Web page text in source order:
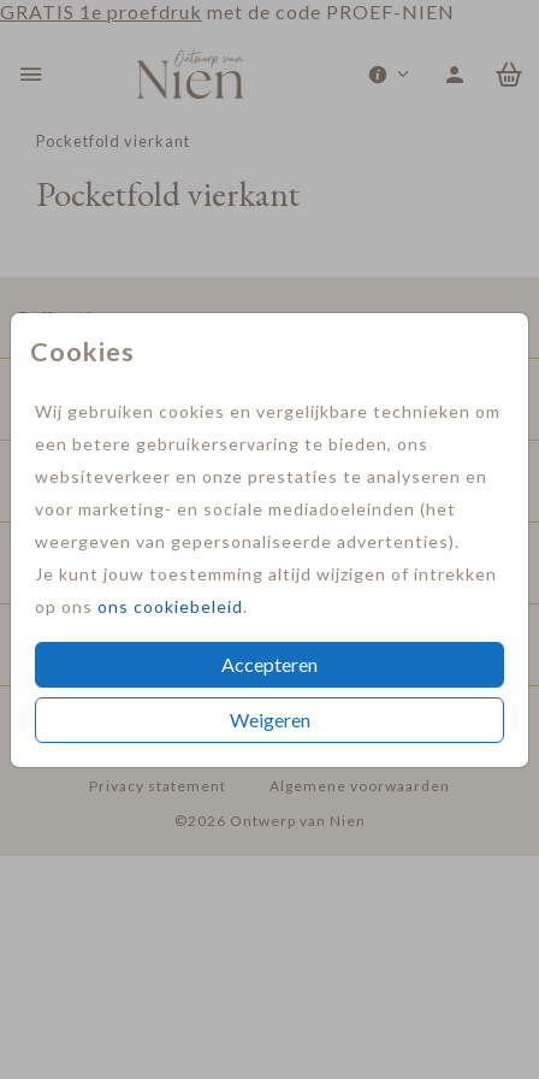
GRATIS 1e proefdruk met de code PROEF-NIEN
Cookies
Wij gebruiken cookies en vergelijkbare technieken om
een betere gebruikerservaring te bieden, ons
websiteverkeer en onze prestaties te analyseren en
voor marketing- en sociale mediadoeleinden (het
weergeven van gepersonaliseerde advertenties).
Je kunt jouw toestemming altijd wijzigen of intrekken
op ons ons cookiebeleid.
Accepteren
Weigeren
Pocketfold vierkant
Pocketfold vierkant
Collecties
Informatie
Service
Hulp nodig?
Privacy statement
Algemene voorwaarden
©2026 Ontwerp van Nien